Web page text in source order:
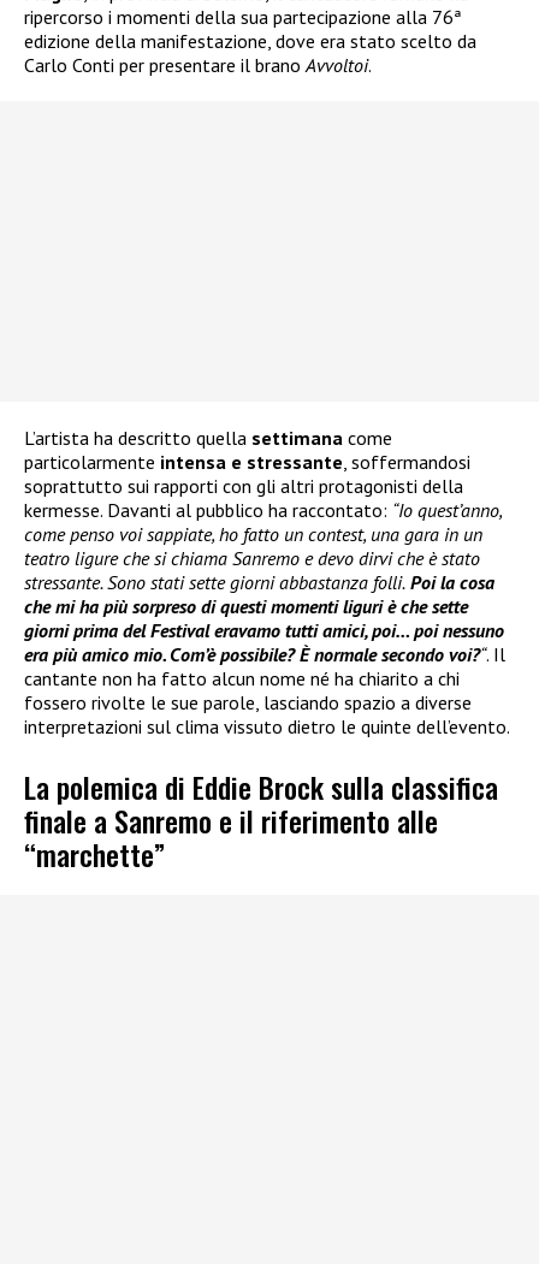
ripercorso i momenti della sua partecipazione alla 76ª
edizione della manifestazione, dove era stato scelto da
Carlo Conti per presentare il brano Avvoltoi.
L’artista ha descritto quella settimana come
particolarmente intensa e stressante , soffermandosi
soprattutto sui rapporti con gli altri protagonisti della
kermesse. Davanti al pubblico ha raccontato: “Io quest’anno,
come penso voi sappiate, ho fatto un contest, una gara in un
teatro ligure che si chiama Sanremo e devo dirvi che è stato
stressante. Sono stati sette giorni abbastanza folli. Poi la cosa
che mi ha più sorpreso di questi momenti liguri è che sette
giorni prima del Festival eravamo tutti amici, poi… poi nessuno
era più amico mio. Com’è possibile? È normale secondo voi?“. Il
cantante non ha fatto alcun nome né ha chiarito a chi
fossero rivolte le sue parole, lasciando spazio a diverse
interpretazioni sul clima vissuto dietro le quinte dell’evento.
La polemica di Eddie Brock sulla classifica
finale a Sanremo e il riferimento alle
“marchette”